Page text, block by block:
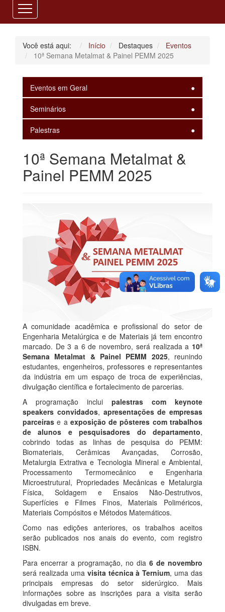
Você está aqui: Início Destaques
Eventos
10ª Semana Metalmat & Painel PEMM 2025
Eventos em Geral
Seminários
Palestras
10ª Semana Metalmat &
Painel PEMM 2025
A comunidade acadêmica e profissional do setor de
Engenharia Metalúrgica e de Materiais já tem encontro
marcado. De 3 a 6 de novembro, será realizada a 10ª
Semana Metalmat & Painel PEMM 2025, reunindo
estudantes, engenheiros, professores e representantes
da indústria em um espaço de troca de experiências,
divulgação científica e fortalecimento de parcerias.
A programação inclui palestras com keynote
speakers convidados, apresentações de empresas
parceiras e a exposição de pôsteres com trabalhos
de alunos e pesquisadores do departamento,
cobrindo todas as linhas de pesquisa do PEMM:
Biomateriais, Cerâmicas Avançadas, Corrosão,
Metalurgia Extrativa e Tecnologia Mineral e Ambiental,
Processamento Termomecânico e Engenharia
Microestrutural, Propriedades Mecânicas e Metalurgia
Física, Soldagem e Ensaios Não-Destrutivos,
Superfícies e Filmes Finos, Materiais Poliméricos,
Materiais Compósitos e Métodos Matemáticos.
Como nas edições anteriores, os trabalhos aceitos
serão publicados nos anais do evento, com registro
ISBN.
Para encerrar a programação, no dia 6 de novembro
será realizada uma visita técnica à Ternium, uma das
principais empresas do setor siderúrgico. Mais
informações sobre as inscrições para a visita serão
divulgadas em breve.